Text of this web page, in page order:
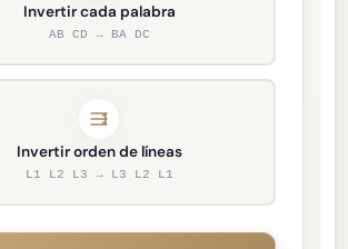
Invertir cada palabra
AB CD → BA DC
Invertir orden de líneas
L1 L2 L3 → L3 L2 L1